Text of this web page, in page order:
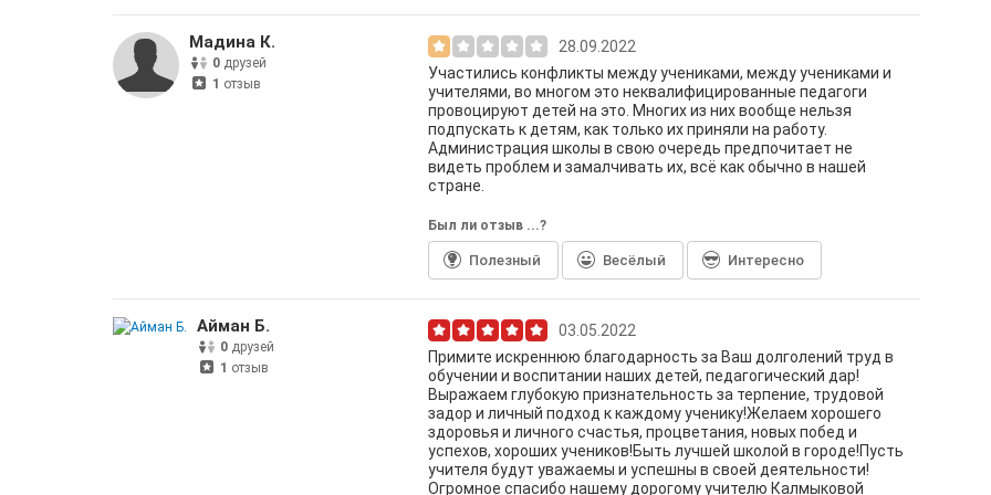
Мадина К.
0 друзей
1 отзыв
28.09.2022
Участились конфликты между учениками, между учениками и
учителями, во многом это неквалифицированные педагоги
провоцируют детей на это. Многих из них вообще нельзя
подпускать к детям, как только их приняли на работу.
Администрация школы в свою очередь предпочитает не
видеть проблем и замалчивать их, всё как обычно в нашей
стране.
Был ли отзыв ...?
Полезный Весёлый Интересно
Айман Б.
0 друзей
1 отзыв
03.05.2022
Примите искреннюю благодарность за Ваш долголений труд в
обучении и воспитании наших детей, педагогический дар!
Выражаем глубокую признательность за терпение, трудовой
задор и личный подход к каждому ученику!Желаем хорошего
здоровья и личного счастья, процветания, новых побед и
успехов, хороших учеников!Быть лучшей школой в городе!Пусть
учителя будут уважаемы и успешны в своей деятельности!
Огромное спасибо нашему дорогому учителю Калмыковой